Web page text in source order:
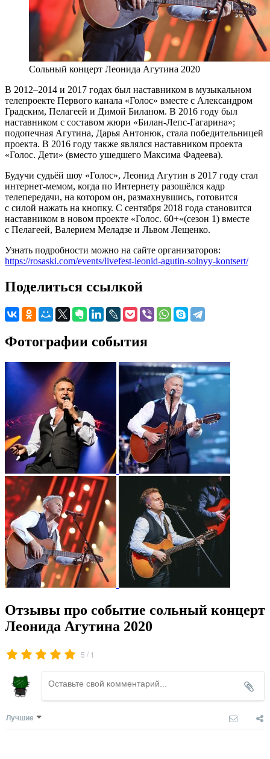
Сольный концерт Леонида Агутина 2020
В 2012–2014 и 2017 годах был наставником в музыкальном
телепроекте Первого канала «Голос» вместе с Александром
Градским, Пелагеей и Димой Биланом. В 2016 году был
наставником с составом жюри «Билан-Лепс-Гагарина»;
подопечная Агутина, Дарья Антонюк, стала победительницей
проекта. В 2016 году также являлся наставником проекта
«Голос. Дети» (вместо ушедшего Максима Фадеева).
Будучи судьёй шоу «Голос», Леонид Агутин в 2017 году стал
интернет-мемом, когда по Интернету разошёлся кадр
телепередачи, на котором он, размахнувшись, готовится
с силой нажать на кнопку. С сентября 2018 года становится
наставником в новом проекте «Голос. 60+«(сезон 1) вместе
с Пелагеей, Валерием Меладзе и Львом Лещенко.
Узнать подробности можно на сайте организаторов:
https://rosaski.com/events/livefest-leonid-agutin-solnyy-kontsert/
Поделиться ссылкой
Фотографии события
Отзывы про событие сольный концерт
Леонида Агутина 2020
5 / 1
Лучшие